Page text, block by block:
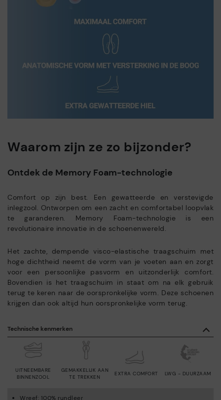
Waarom zijn ze zo bijzonder?
Ontdek de Memory Foam-technologie
Comfort op zijn best. Een gewatteerde en verstevigde
inlegzool. Ontworpen om een zacht en comfortabel loopvlak
te garanderen. Memory Foam-technologie is een
revolutionaire innovatie in de schoenenwereld.
Het zachte, dempende visco-elastische traagschuim met
hoge dichtheid neemt de vorm van je voeten aan en zorgt
voor een persoonlijke pasvorm en uitzonderlijk comfort.
Bovendien is het traagschuim in staat om na elk gebruik
terug te keren naar de oorspronkelijke vorm. Deze schoenen
krijgen dan ook altijd hun oorspronkelijke vorm terug.
Technische kenmerken
UITNEEMBARE
BINNENZOOL
GEMAKKELIJK AAN
TE TREKKEN
EXTRA COMFORT LWG - DUURZAAM
Wreef: 100% rundleer